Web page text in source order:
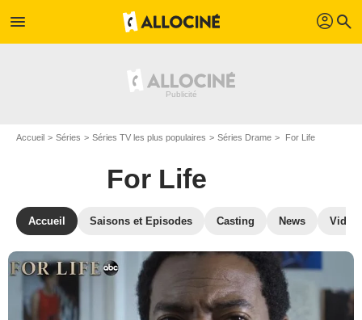
menu profil search
Accueil Séries Séries TV les plus populaires Séries Drame For Life
For Life
Accueil Saisons et Episodes Casting News